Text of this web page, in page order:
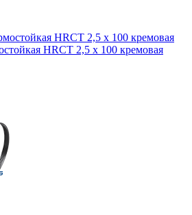
HRCT 2,5 x 100 кремовая